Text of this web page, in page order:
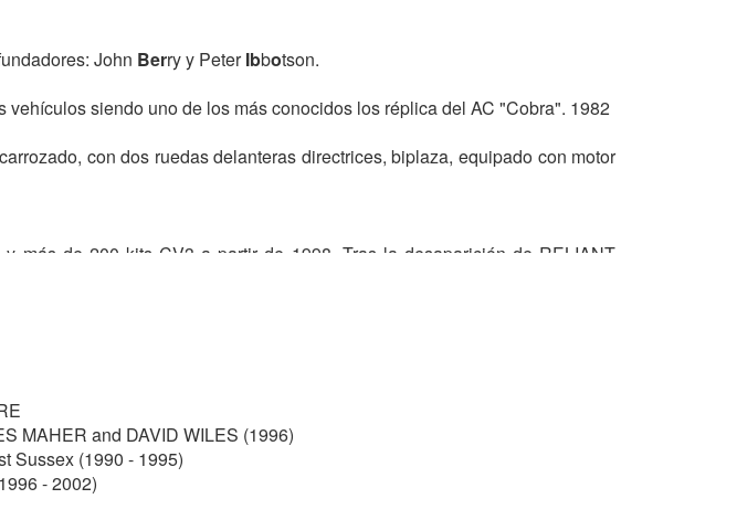
John Berry y PeterIbbotson.
vehículos siendo uno de los más conocidos los réplica del AC "Cobra". 1982
con dos ruedas delanteras directrices, biplaza, equipado con motor
y más de 200 kits CV3 a partir de 1998. Tras la desaparición de RELIANT
del proyecto CX3 y, junto con el nombre de marca BRA, continuaron
tres ruedas, decidió realizar una serie de modificaciones de diseño en el
del automóvil. El coche de demostración se cortó literalmente por la
el automóvil no había sufrido ningún daño a las excelentes características
posteriores fueron la versión de cabina más larga. Se realizaron mejoras
MAHER and DAVID WILES (1996)
Sussex (1990 - 1995)
- 2002)